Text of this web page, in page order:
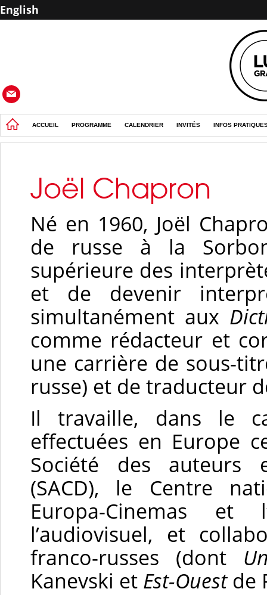
English
ACCUEIL PROGRAMME CALENDRIER INVITÉS INFOS
Joël Chapron
Né en 1960, Joël
de russe à la
supérieure des
et de devenir
simultanément aux
comme rédacteur et
une carrière de sous-
russe) et de traducteur
Il travaille, dans le
effectuées en Europe
Société des auteurs
(SACD), le Centre
Europa-Cinemas et
l’audiovisuel, et
franco-russes (dont
Kanevski et Est-Ouestde